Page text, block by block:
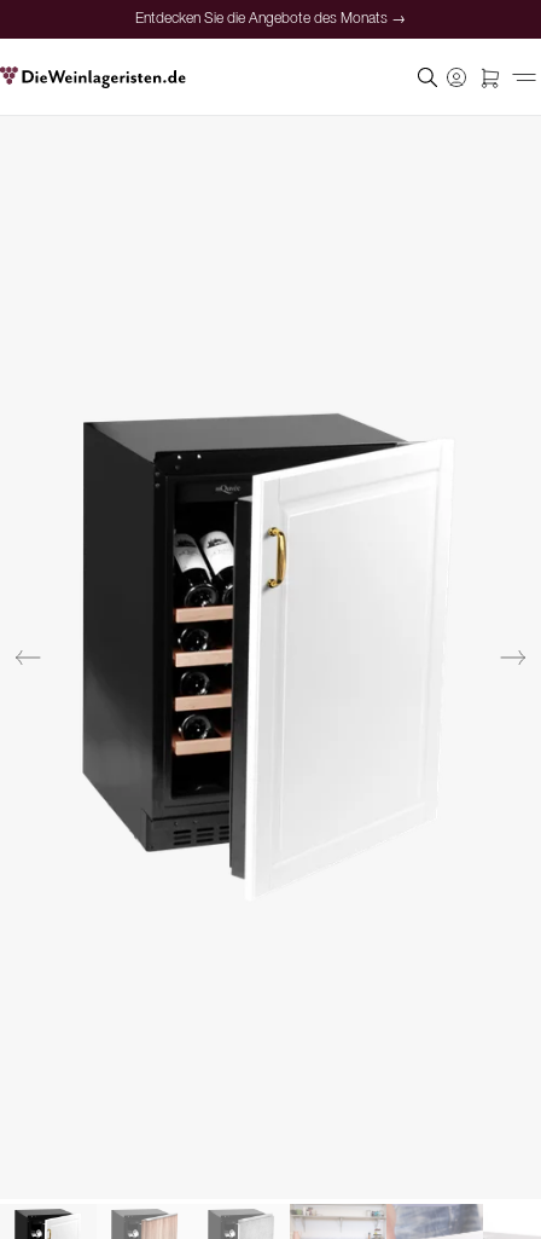
Entdecken Sie die Angebote des Monats →